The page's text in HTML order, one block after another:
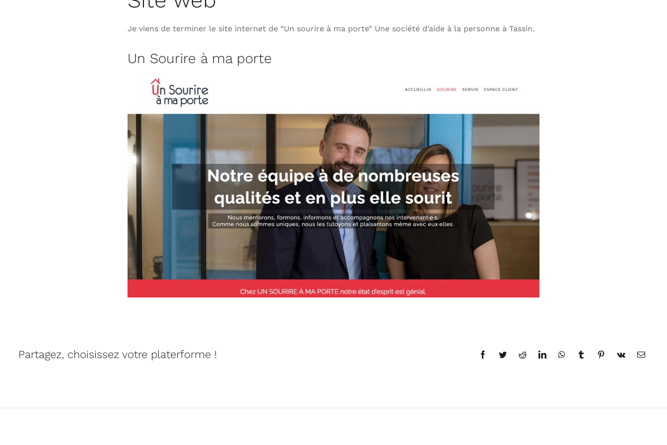
Je viens de terminer le site internet de “Un sourire à ma porte” Une société d’aide à la personne à Tassin.
Un Sourire à ma porte
Partagez, choisissez votre platerforme ! FacebookTwitterRedditLinkedInWhatsApp
Tumblr PinterestVk Email